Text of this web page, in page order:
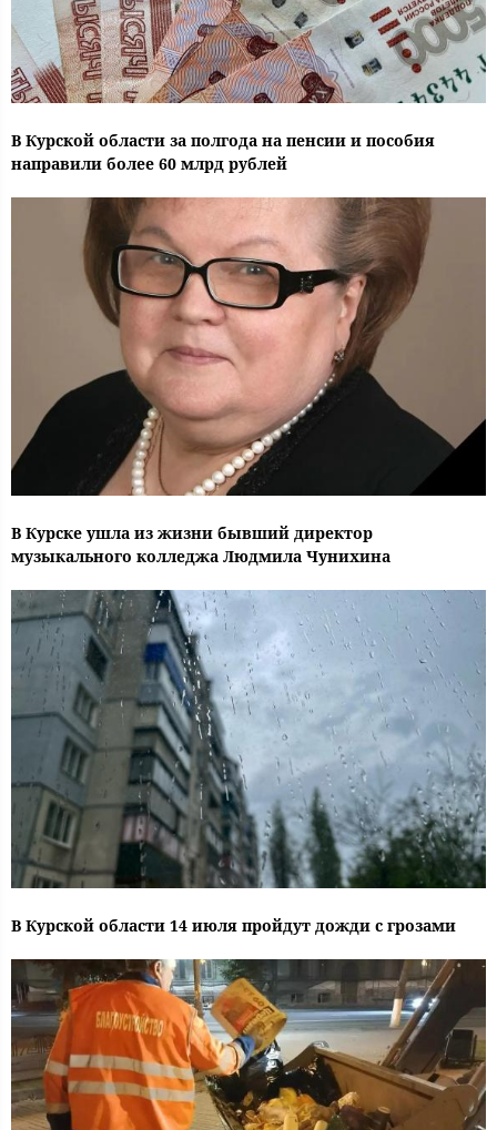
В Курской области за полгода на пенсии и пособия
направили более 60 млрд рублей
В Курске ушла из жизни бывший директор
музыкального колледжа Людмила Чунихина
В Курской области 14 июля пройдут дожди с грозами